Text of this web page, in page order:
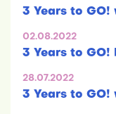
3 Years to GO!
02.08.2022
3 Years to GO!
28.07.2022
3 Years to GO!